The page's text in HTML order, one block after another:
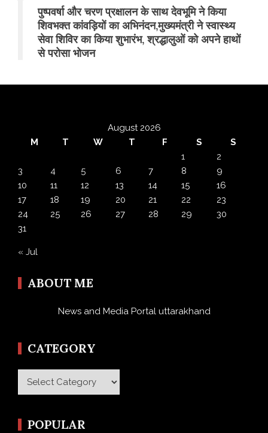
पुष्पवर्षा और चरण प्रक्षालन के साथ देवभूमि ने किया
शिवभक्त कांवड़ियों का अभिनंदन,मुख्यमंत्री ने स्वास्थ्य
सेवा शिविर का किया शुभारंभ, श्रद्धालुओं को अपने हाथों
से परोसा भोजन
August 2026
M
T W T F S
S
1
2
3
4 5 6 7 8
9
10
11 12 13 14 15
16
17
18 19 20 21 22
23
24
25 26 27 28 29
30
31
« Jul
ABOUT ME
News and Media Portal uttarakhand
CATEGORY
Category
POPULAR